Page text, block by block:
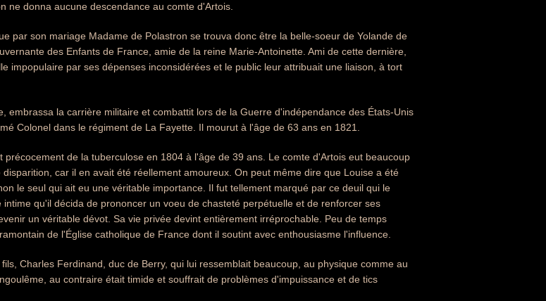
ne donna aucune descendance au comte d'Artois.
par son mariage Madame de Polastron se trouva donc être la belle-soeur de Yolande de
des Enfants de France, amie de la reine Marie-Antoinette. Ami de cette dernière,
impopulaire par ses dépenses inconsidérées et le public leur attribuait une liaison, à tort
embrassa la carrière militaire et combattit lors de la Guerre d'indépendance des États-Unis
Colonel dans le régiment de La Fayette. Il mourut à l'âge de 63 ans en 1821.
précocement de la tuberculose en 1804 à l'âge de 39 ans. Le comte d'Artois eut beaucoup
car il en avait été réellement amoureux. On peut même dire que Louise a été
le seul qui ait eu une véritable importance. Il fut tellement marqué par ce deuil qui le
qu'il décida de prononcer un voeu de chasteté perpétuelle et de renforcer ses
un véritable dévot. Sa vie privée devint entièrement irréprochable. Peu de temps
de l'Église catholique de France dont il soutint avec enthousiasme l'influence.
Charles Ferdinand, duc de Berry, qui lui ressemblait beaucoup, au physique comme au
au contraire était timide et souffrait de problèmes d'impuissance et de tics